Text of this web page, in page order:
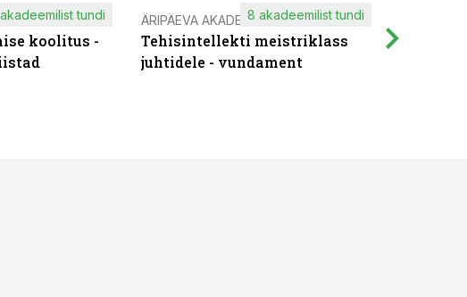
koolitus -
tundi ÄRIPÄEVA AKADEEMIA
Tehisintellekti meistriklass
juhtidele - vundament
8 akadeemilist tundi